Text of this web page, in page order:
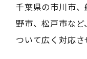
千葉県の市川市
野市、松戸市な
ついて広く対応さ